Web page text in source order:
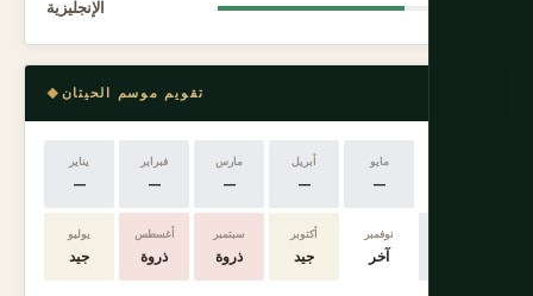
الإنجليزية
تقويم موسم الحيتان
يناير
—
فبراير
—
مارس
—
أبريل
—
مايو
—
يوليو
جيد
أغسطس
ذروة
سبتمبر
ذروة
أكتوبر
جيد
نوفمبر
آخر